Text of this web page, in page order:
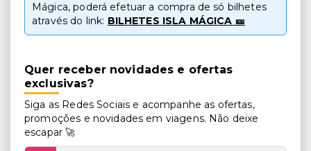
Mágica, poderá efetuar a compra de só bilhetes
através do link: BILHETES ISLA MÁGICA 🎫
Quer receber novidades e ofertas
exclusivas?
Siga as Redes Sociais e acompanhe as ofertas,
promoções e novidades em viagens. Não deixe
escapar 🚀